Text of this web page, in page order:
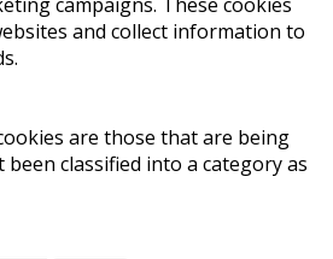
campaigns. These cookies
and collect information to
are those that are being
been classified into a category as